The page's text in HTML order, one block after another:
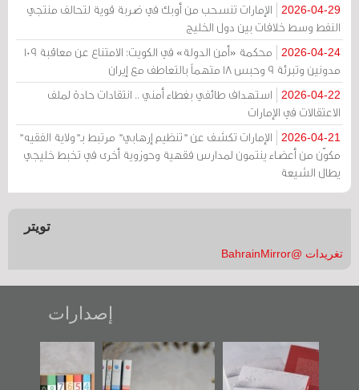
2026-04-29
الإمارات تنسحب من أوبك في ضربة قوية لتحالف منتجي
النفط وسط خلافات بين دول الخليج
2026-04-24
محكمة «أمن الدولة» في الكويت: الامتناع عن معاقبة 109
مدونين وتبرئة 9 وحبس 18 متهماً بالتعاطف مع إيران
2026-04-22
استهداف طائفي بغطاء أمني .. انتقادات حادة لملف
الاعتقالات في الإمارات
2026-04-21
الإمارات تكشف عن "تنظيم إرهابي" مرتبط بـ"ولاية الفقيه"
مكوّن من أعضاء ينتمون لمدارس فقهية وحوزوية أخرى في تخبط خليجي
يطال الشيعة
تويتر
تغريدات @BahrainMirror
إصدارات
تصنيف موضوعي
للوثائق البريطانية
"مرآة البحرين"
جديدة لمعتقل